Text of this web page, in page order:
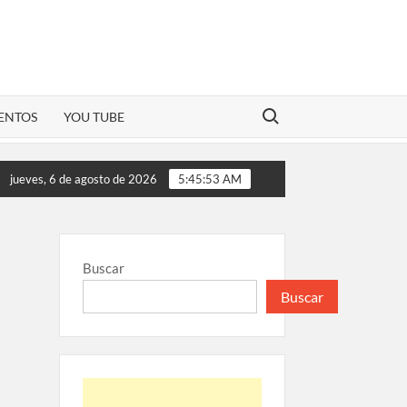
YOU TUBE
Buscar:
es presentado como uno de los superalimentos estrellas en
jueves, 6 de agosto de 2026 5:45:54 AM
Buscar
Buscar